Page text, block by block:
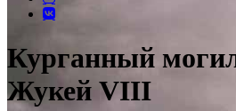
Курганный
Жукей VIII